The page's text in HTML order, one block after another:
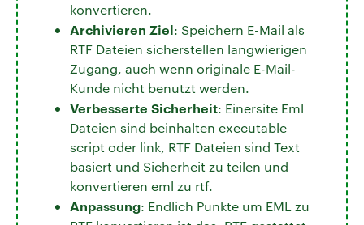
konvertieren.
Archivieren Ziel: Speichern E-Mail als
RTF Dateien sicherstellen langwierigen
Zugang, auch wenn originale E-Mail-
Kunde nicht benutzt werden.
Verbesserte Sicherheit: Einersite Eml
Dateien sind beinhalten executable
script oder link, RTF Dateien sind Text
basiert und Sicherheit zu teilen und
konvertieren eml zu rtf.
Anpassung: Endlich Punkte um EML zu